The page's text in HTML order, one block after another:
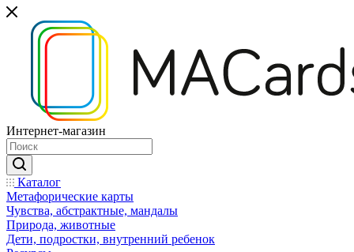
Интернет-магазин
Каталог
Mетафорические карты
Чувства, абстрактные, мандалы
Природа, животные
Дети, подростки, внутренний ребенок